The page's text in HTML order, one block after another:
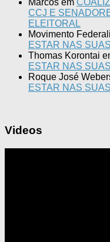
CCJ E
ELEITORAL
Movimento
ESTAR NAS
Thomas Korontai
ESTAR NAS
Roque José
ESTAR NAS
Videos